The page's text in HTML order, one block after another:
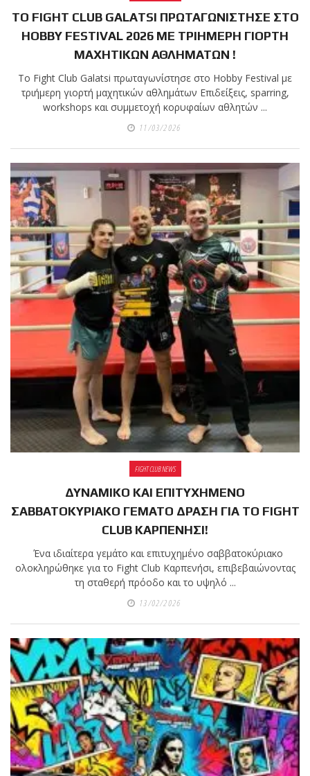
Championship
Νέα
επίσημα T-
shirts του
Ιωάννη
Θεοφάνους
Sejoy Hellas.
Οι αθλητές
του Fight
Club Galatsi
ολοκλήρωσαν με επιτυχία
τις καλοκαιρινές
εξετάσεις έγχρωμων
ζωνών!
Με μεγάλη
επιτυχία
πραγματοποιήθηκε το
κλειστό σεμινάριο
Brazilian Jiu-Jitsu με τον
Gracie στο Fight Club
Galatsi!
Ο
Κορυφαίος
Βραζιλιάνος προπονητής
Reyson Gracie Red Belt 9th
Degree, σε σεμινάριο BJJ
για λίγους, στο Fight Club
Galatsi..!
ΤΟ FIGHT CLUB GALATSI ΠΡΩΤΑΓΩΝΙΣΤΗΣΕ ΣΤΟ
HOBBY FESTIVAL 2026 ΜΕ ΤΡΙΗΜΕΡΗ ΓΙΟΡΤΗ
ΜΑΧΗΤΙΚΩΝ ΑΘΛΗΜΑΤΩΝ !
Το Fight Club Galatsi πρωταγωνίστησε στο Hobby Festival με
τριήμερη γιορτή μαχητικών αθλημάτων Επιδείξεις, sparring,
workshops και συμμετοχή κορυφαίων αθλητών ...
11/03/2026
FIGHT CLUB NEWS
ΔΥΝΑΜΙΚΟ ΚΑΙ ΕΠΙΤΥΧΗΜΕΝΟ
ΣΑΒΒΑΤΟΚΥΡΙΑΚΟ ΓΕΜΑΤΟ ΔΡΑΣΗ ΓΙΑ ΤΟ FIGHT
CLUB ΚΑΡΠΕΝΗΣΙ!
Ένα ιδιαίτερα γεμάτο και επιτυχημένο σαββατοκύριακο
ολοκληρώθηκε για το Fight Club Καρπενήσι, επιβεβαιώνοντας
τη σταθερή πρόοδο και το υψηλό ...
13/02/2026